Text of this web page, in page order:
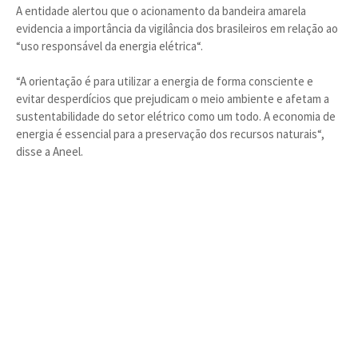
A entidade alertou que o acionamento da bandeira amarela
evidencia a importância da vigilância dos brasileiros em relação ao
“uso responsável da energia elétrica“.
“A orientação é para utilizar a energia de forma consciente e
evitar desperdícios que prejudicam o meio ambiente e afetam a
sustentabilidade do setor elétrico como um todo. A economia de
energia é essencial para a preservação dos recursos naturais“,
disse a Aneel.